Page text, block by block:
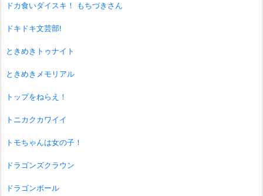
ドカ食いダイスキ！ もちづきさん
ドキドキ文芸部!
ときめきトゥナイト
ときめきメモリアル
トップをねらえ！
トニカクカワイイ
トモちゃんは女の子！
ドラゴンズクラウン
ドラゴンボール